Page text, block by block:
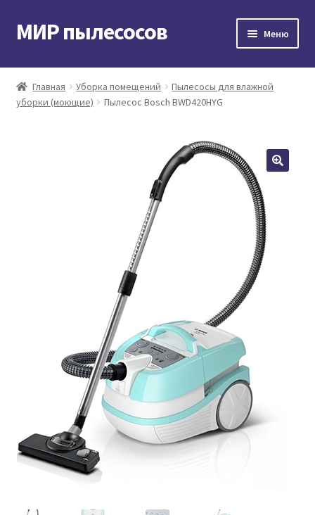
Перейти
к
Перейти
к
МИР пылесосов Меню
Главная
Мой аккаунт
Главная Уборка помещений
Пылесосы для влажной
уборки (моющие)
Пылесос Bosch BWD420HYG